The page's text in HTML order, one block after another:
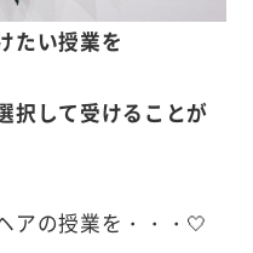
たい授業を
択して受けることが
アの授業を・・・🤍